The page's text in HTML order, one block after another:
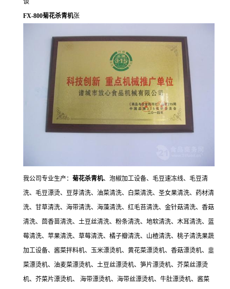
FX-800菊花杀青机张
我公司专业生产： 菊花杀青机、泡椒加工设备、毛豆速冻线、毛豆清
洗、毛豆漂烫、豆芽清洗、油菜清洗、白菜清洗、圣女果清洗、药材清
洗、甘草清洗、海带清洗、海藻清洗、红毛苔清洗、金针菇清洗、香菇
清洗、茴香苗清洗、土豆丝清洗、粉条清洗、地软清洗、木耳清洗、蓝
莓清洗、苹果清洗、草莓清洗、橘子瓣清洗、山楂清洗、桃子清洗果蔬
加工设备、酱菜拌料机、玉米漂烫机、黄花菜漂烫机、香菇漂烫机、韭
菜漂烫机、油麦菜漂烫机、土豆丝漂烫机、笋片漂烫机、芥菜丝漂烫
机、芥菜片漂烫机、 海带漂烫机、海带丝漂烫机、牛肚漂烫机、酱菜